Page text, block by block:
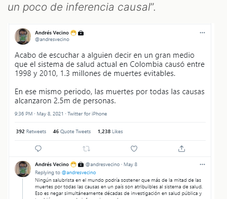
un poco de inferencia causal”.